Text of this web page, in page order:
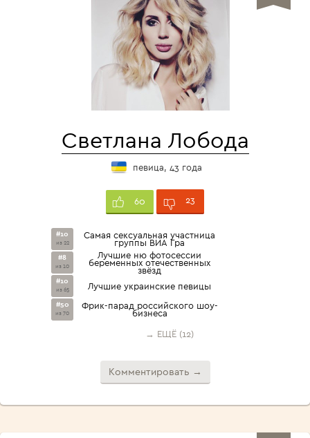
Светлана Лобода
певица, 43 года
60 23
#10
из 22
Самая сексуальная участница
группы ВИА Гра
#8
из 10
Лучшие ню фотосессии
беременных отечественных
звёзд
#10
из 65 Лучшие украинские певицы
#50
из 70
Фрик-парад российского шоу-
бизнеса
→ ЕЩЁ (12)
Комментировать →